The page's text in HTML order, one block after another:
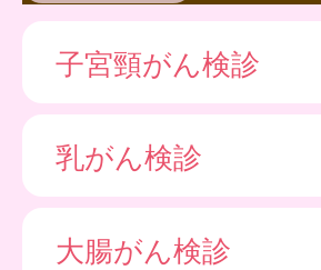
子宮頸がん検診
乳がん検診
大腸がん検診